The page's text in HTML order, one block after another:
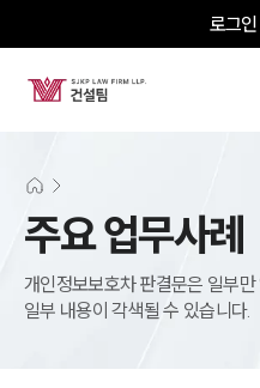
로그인
주요 업무사례
개인정보보호차 판결문은 일부만
일부 내용이 각색될 수 있습니다.